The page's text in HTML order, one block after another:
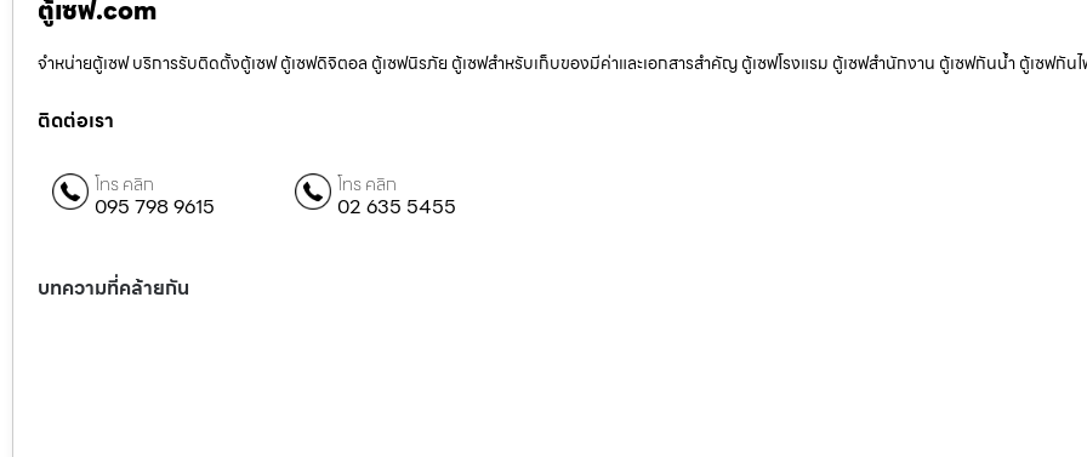
ตู้เซฟ.com
จำหน่ายตู้เซฟ บริการรับติดตั้งตู้เซฟ ตู้เซฟดิจิตอล ตู้เซฟนิรภัย ตู้เซฟสำหรับเก็บของมีค่าและเอกสารสำคัญ ตู้เซฟโรงแรม ตู้เซฟสำนักงาน ตู้เซฟกันน้ำ ตู้เซฟกัน
ติดต่อเรา
โทร คลิก
095 798 9615
โทร คลิก
02 635 5455
บทความที่คล้ายกัน